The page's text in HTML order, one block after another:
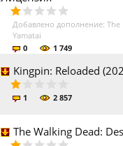
Добавлено дополнение:
Yamatai
0
1 749
Kingpin: Reloaded
1 2 857
The Walking Dead: